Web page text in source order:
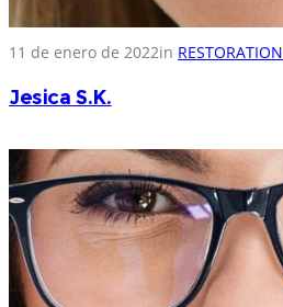
11 de enero de 2022in RESTORATION
Jesica S.K.